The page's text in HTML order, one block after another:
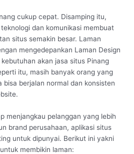
cukup cepat. Disamping itu,
dan komunikasi membuat
situs semakin besar. Laman
mengedepankan Laman Design
akan jasa situs Pinang
itu, masih banyak orang yang
bisa berjalan normal dan konsisten
menjangkau pelanggan yang lebih
brand perusahaan, aplikasi situs
untuk dipunyai. Berikut ini yakni
membikin laman: